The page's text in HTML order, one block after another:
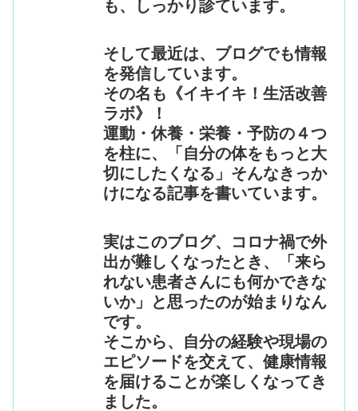
も、しっかり診ています。
そして最近は、ブログでも情報
を発信しています。
その名も《イキイキ！生活改善
ラボ》！
運動・休養・栄養・予防の４つ
を柱に、「自分の体をもっと大
切にしたくなる」そんなきっか
けになる記事を書いています。
実はこのブログ、コロナ禍で外
出が難しくなったとき、「来ら
れない患者さんにも何かできな
いか」と思ったのが始まりなん
です。
そこから、自分の経験や現場の
エピソードを交えて、健康情報
を届けることが楽しくなってき
ました。